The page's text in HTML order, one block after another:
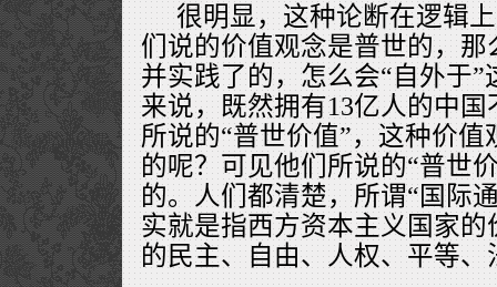
很明显，这种论断在逻辑
们说的价值观念是普世的，
并实践了的，怎么会“自外于
来说，既然拥有13亿人的中
所说的“普世价值”，这种价值
的呢？可见他们所说的“普世
的。人们都清楚，所谓“国际
实就是指西方资本主义国家
的民主、自由、人权、平等、